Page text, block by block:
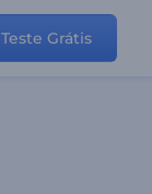
Teste Grátis